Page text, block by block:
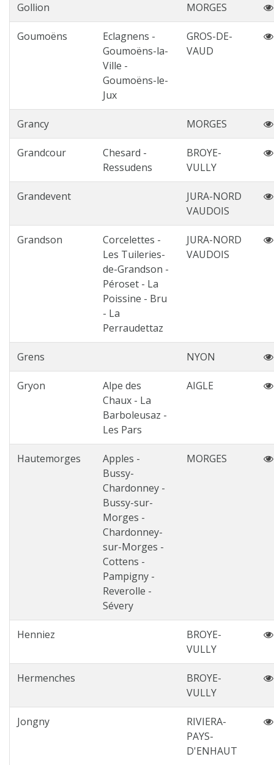
Gollion MORGES
Goumoëns
Eclagnens -
Goumoëns-la-
Ville -
Goumoëns-le-
Jux
GROS-DE-
VAUD
Grancy MORGES
Grandcour
Chesard -
Ressudens
BROYE-
VULLY
Grandevent
JURA-NORD
VAUDOIS
Grandson
Corcelettes -
Les Tuileries-
de-Grandson -
Péroset - La
Poissine - Bru
- La
Perraudettaz
JURA-NORD
VAUDOIS
Grens NYON
Gryon
Alpe des
Chaux - La
Barboleusaz -
Les Pars
AIGLE
Hautemorges
Apples -
Bussy-
Chardonney -
Bussy-sur-
Morges -
Chardonney-
sur-Morges -
Cottens -
Pampigny -
Reverolle -
Sévery
MORGES
Henniez
BROYE-
VULLY
Hermenches
BROYE-
VULLY
Jongny
RIVIERA-
PAYS-
D'ENHAUT